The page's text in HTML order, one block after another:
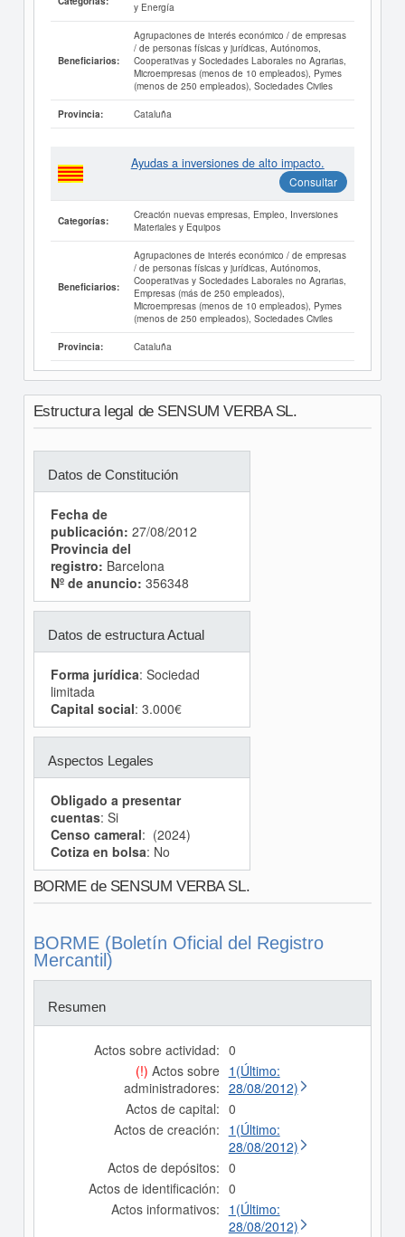
y Energía
Beneficiarios:
Agrupaciones de interés económico / de empresas
/ de personas físicas y jurídicas, Autónomos,
Cooperativas y Sociedades Laborales no Agrarias,
Microempresas (menos de 10 empleados), Pymes
(menos de 250 empleados), Sociedades Civiles
Provincia: Cataluña
Ayudas a inversiones de alto impacto.
Consultar
Categorías:
Creación nuevas empresas, Empleo, Inversiones
Materiales y Equipos
Beneficiarios:
Agrupaciones de interés económico / de empresas
/ de personas físicas y jurídicas, Autónomos,
Cooperativas y Sociedades Laborales no Agrarias,
Empresas (más de 250 empleados),
Microempresas (menos de 10 empleados), Pymes
(menos de 250 empleados), Sociedades Civiles
Provincia: Cataluña
Estructura legal de SENSUM VERBA SL.
Datos de Constitución
Fecha de
publicación: 27/08/2012
Provincia del
registro: Barcelona
Nº de anuncio: 356348
Datos de estructura Actual
Forma jurídica: Sociedad
limitada
Capital social: 3.000€
Aspectos Legales
Obligado a presentar
cuentas: Si
Censo cameral: (2024)
Cotiza en bolsa: No
BORME de SENSUM VERBA SL.
BORME (Boletín Oficial del Registro
Mercantil)
Resumen
Actos sobre actividad: 0
(!) Actos sobre
administradores:
1(Último:
28/08/2012)
Actos de capital: 0
Actos de creación: 1(Último:
28/08/2012)
Actos de depósitos: 0
Actos de identificación: 0
Actos informativos: 1(Último:
28/08/2012)